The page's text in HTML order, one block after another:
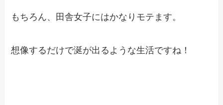
もちろん、田舎女子にはかなりモテます。
想像するだけで涎が出るような生活ですね！